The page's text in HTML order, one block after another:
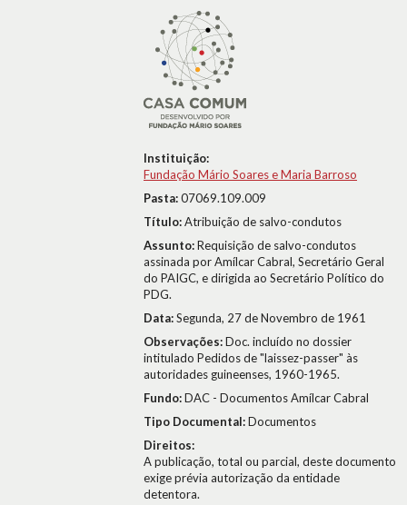
Instituição:
Fundação Mário Soares e Maria Barroso
Pasta:07069.109.009
Título:Atribuição de salvo-condutos
Assunto:Requisição de salvo-condutos
assinada por Amílcar Cabral, Secretário Geral
do PAIGC, e dirigida ao Secretário Político do
PDG.
Data:Segunda, 27 de Novembro de 1961
Observações:Doc. incluído no dossier
intitulado Pedidos de "laissez-passer" às
autoridades guineenses, 1960-1965.
Fundo:DAC - Documentos Amílcar Cabral
Tipo Documental:Documentos
Direitos:
A publicação, total ou parcial, deste documento
exige prévia autorização da entidade
detentora.